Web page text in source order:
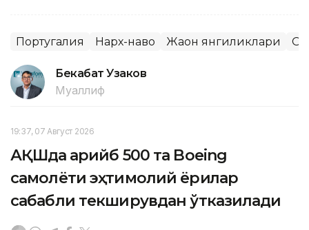
Португалия Нарх-наво Жаҳон янгиликлари
Бекабат Узаков
Муаллиф
19:37, 07 Август 2026
АҚШда қарийб 500 та Boeing
самолёти эҳтимолий ёриқлар
сабабли текширувдан ўтказилади